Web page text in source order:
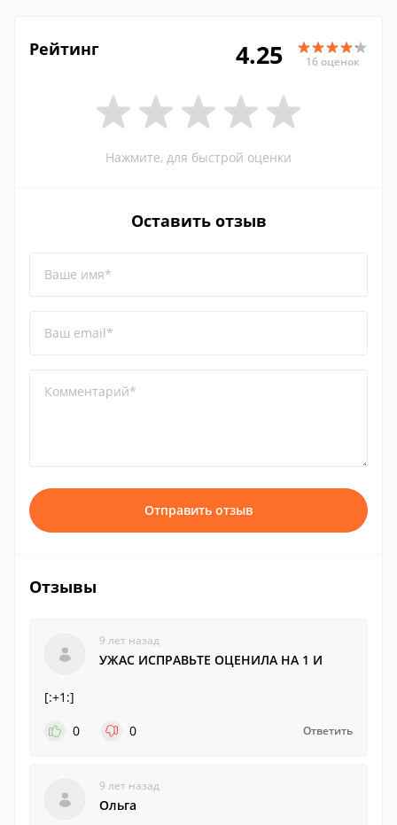
Рейтинг 4.25 16 оценок
Нажмите, для быстрой оценки
Оставить отзыв
Ваше имя*
Ваш email*
Комментарий*
Отправить отзыв
Отзывы
9 лет назад
УЖАС ИСПРАВЬТЕ ОЦЕНИЛА НА 1 И
[:+1:]
0
0 Ответить
9 лет назад
Ольга